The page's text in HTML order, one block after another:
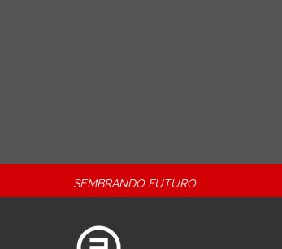
SEMBRANDO FUTURO